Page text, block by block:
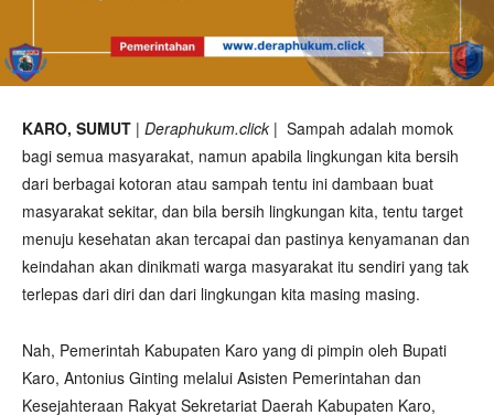
KARO, SUMUT | Deraphukum.click | Sampah adalah momok
bagi semua masyarakat, namun apabila lingkungan kita bersih
dari berbagai kotoran atau sampah tentu ini dambaan buat
masyarakat sekitar, dan bila bersih lingkungan kita, tentu target
menuju kesehatan akan tercapai dan pastinya kenyamanan dan
keindahan akan dinikmati warga masyarakat itu sendiri yang tak
terlepas dari diri dan dari lingkungan kita masing masing.
Nah, Pemerintah Kabupaten Karo yang di pimpin oleh Bupati
Karo, Antonius Ginting melalui Asisten Pemerintahan dan
Kesejahteraan Rakyat Sekretariat Daerah Kabupaten Karo,